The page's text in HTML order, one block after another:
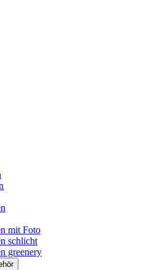
mit Foto
schlicht
greenery